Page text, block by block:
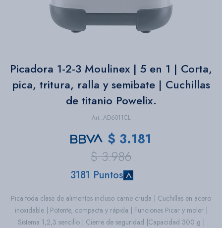
Picadora 1-2-3 Moulinex | 5 en 1 | Corta,
pica, tritura, ralla y semibate | Cuchillas
de titanio Powelix.
AD6011CL
$ 3.181
$ 3.986
3181 Puntos
Pica toda clase de alimentos incluso carne cruda | Cuchillas en acero
inoxidable | Potente, compacta y rápida | Funciones Picar y moler |
Sistema 1,2,3 sencillo | Cierre de seguridad |Capacidad 300 g |